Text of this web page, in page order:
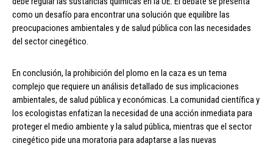
como un desafío para encontrar una solución que equilibre las
preocupaciones ambientales y de salud pública con las necesidades
del sector cinegético.
En conclusión, la prohibición del plomo en la caza es un tema
complejo que requiere un análisis detallado de sus implicaciones
ambientales, de salud pública y económicas. La comunidad científica y
los ecologistas enfatizan la necesidad de una acción inmediata para
proteger el medio ambiente y la salud pública, mientras que el sector
cinegético pide una moratoria para adaptarse a las nuevas